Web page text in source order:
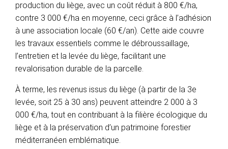
production du liège, avec un coût réduit à 800 €/ha,
contre 3 000 €/ha en moyenne, ceci grâce à l’adhésion
à une association locale (60 €/an). Cette aide couvre
les travaux essentiels comme le débroussaillage,
l’entretien et la levée du liège, facilitant une
revalorisation durable de la parcelle.
À terme, les revenus issus du liège (à partir de la 3e
levée, soit 25 à 30 ans) peuvent atteindre 2 000 à 3
000 €/ha, tout en contribuant à la filière écologique du
liège et à la préservation d’un patrimoine forestier
méditerranéen emblématique.